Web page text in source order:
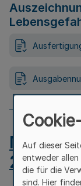
Auf dieser
entweder allen
die für die
sind. Hier